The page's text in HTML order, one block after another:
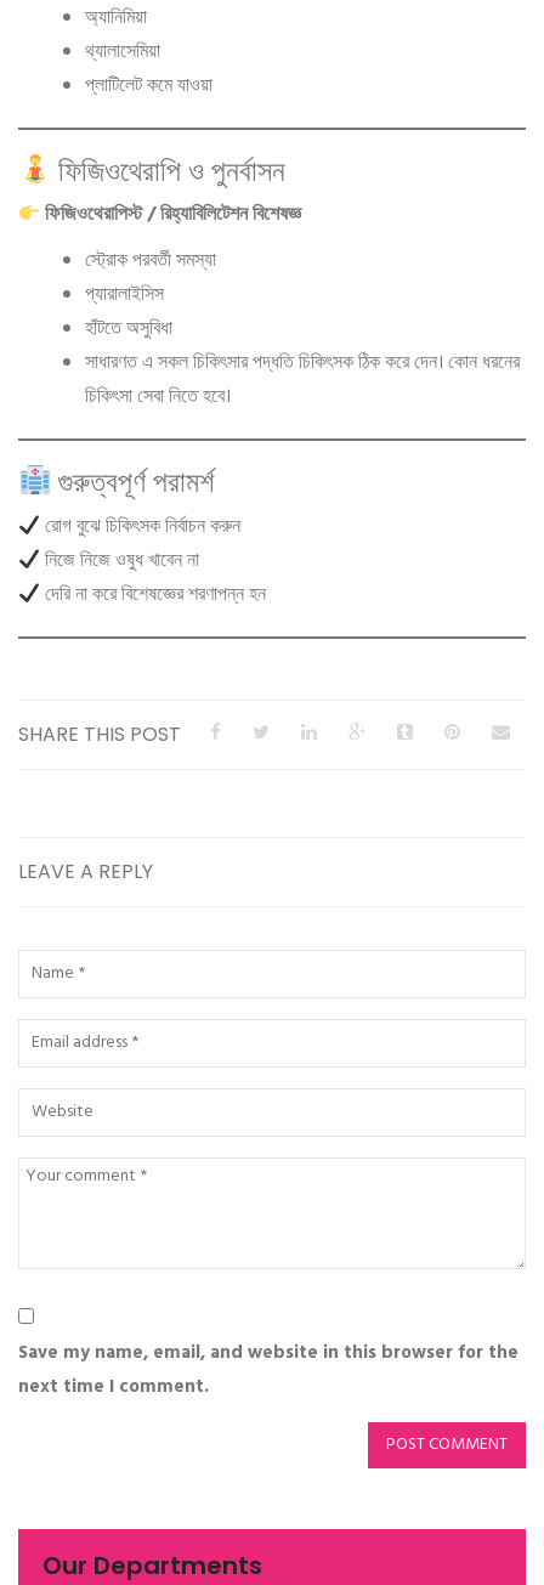
অ্যানিমিয়া
থ্যালাসেমিয়া
প্লাটিলেট কমে যাওয়া
ফিজিওথেরাপি ও পুনর্বাসন
ফিজিওথেরাপিস্ট / রিহ্যাবিলিটেশন বিশেষজ্ঞ
স্ট্রোক পরবর্তী সমস্যা
প্যারালাইসিস
হাঁটতে অসুবিধা
সাধারণত এ সকল চিকিৎসার পদ্ধতি চিকিৎসক ঠিক করে দেন। কোন ধরনের
চিকিৎসা সেবা নিতে হবে।
গুরুত্বপূর্ণ পরামর্শ
রোগ বুঝে চিকিৎসক নির্বাচন করুন
নিজে নিজে ওষুধ খাবেন না
দেরি না করে বিশেষজ্ঞের শরণাপন্ন হন
SHARE THIS POST
LEAVE A REPLY
Save my name, email, and website in this browser for the
next time I comment.
Our Departments